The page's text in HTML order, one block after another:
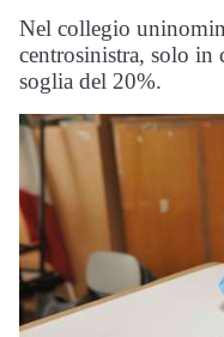
Nel collegio
centrosinistra, solo in
soglia del 20%.